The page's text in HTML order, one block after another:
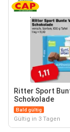
Ritter Sport
Schokolade
Bald gültig
Gültig in 3 Tagen